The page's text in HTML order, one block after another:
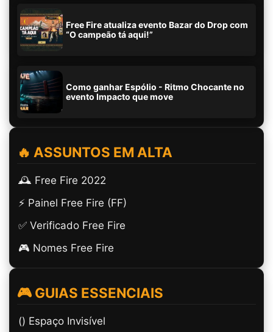
Free Fire atualiza evento Bazar do Drop com
“O campeão tá aqui!”
Como ganhar Espólio - Ritmo Chocante no
evento Impacto que move
🔥 ASSUNTOS EM ALTA
🕰️ Free Fire 2022
⚡ Painel Free Fire (FF)
✅ Verificado Free Fire
🎮 Nomes Free Fire
🎮 GUIAS ESSENCIAIS
(ㅤ) Espaço Invisível